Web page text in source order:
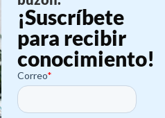
¡Suscríbete
para recibir
conocimiento!